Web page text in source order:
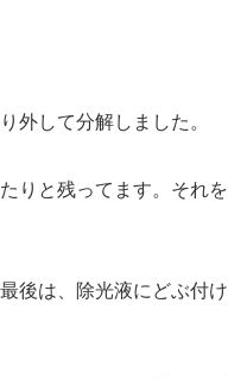
外して分解しました。
りと残ってます。それを
後は、除光液にどぶ付け